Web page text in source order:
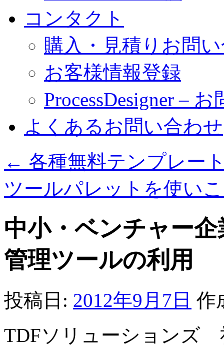
コンタクト
購入・見積りお問
お客様情報登録
ProcessDesigner –
よくあるお問い合わせ
← 各種無料テンプレー
ツールパレットを使い
中小・ベンチャー
管理ツールの利用
投稿日: 2012年9月7日 作
TDFソリューションズ